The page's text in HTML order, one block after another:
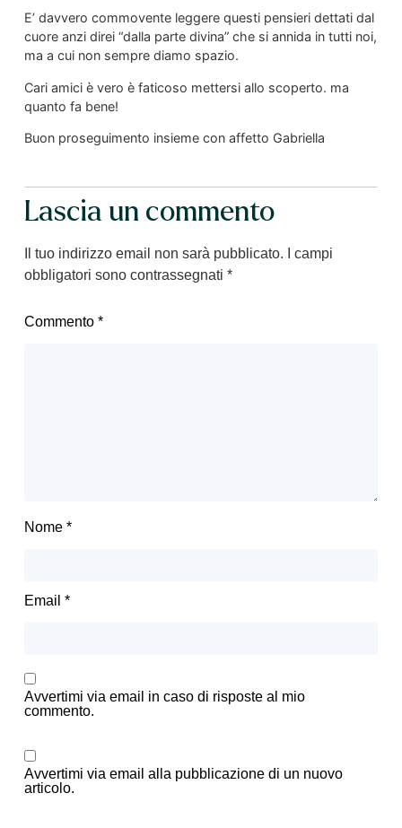
E’ davvero commovente leggere questi pensieri dettati dal
cuore anzi direi “dalla parte divina” che si annida in tutti noi,
ma a cui non sempre diamo spazio.
Cari amici è vero è faticoso mettersi allo scoperto. ma
quanto fa bene!
Buon proseguimento insieme con affetto Gabriella
Lascia un commento
Il tuo indirizzo email non sarà pubblicato.
I campi
obbligatori sono contrassegnati *
Commento *
Nome *
Email *
Avvertimi via email in caso di risposte al mio
commento.
Avvertimi via email alla pubblicazione di un nuovo
articolo.